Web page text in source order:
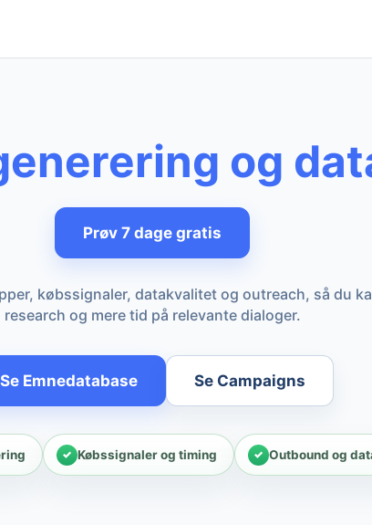
og
Prøv 7 dage gratis
købssignaler, datakvalitet og outreach, så du
research og mere tid på relevante dialoger.
Se Emnedatabase Se Campaigns
Købssignaler og timing Outbound og